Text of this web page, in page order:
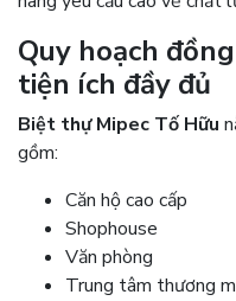
Quy hoạch
tiện ích đầy đủ
Biệt thự Mipec Tố Hữu
gồm:
Căn hộ cao cấp
Shophouse
Văn phòng
Trung tâm thương